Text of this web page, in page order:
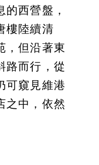
西營盤，
樓陸續清
，但沿著東
路而行，從
可窺見維港
之中，依然